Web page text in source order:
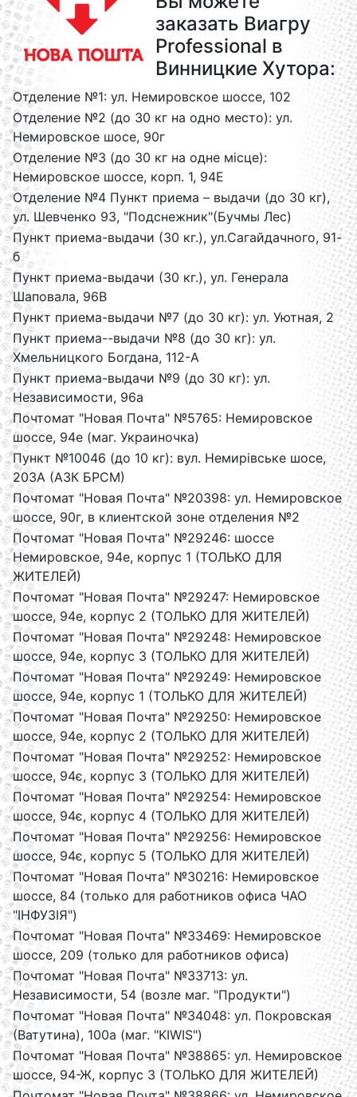
заказать Виагру
Professional в
Винницкие Хутора:
Отделение №1: ул. Немировское шоссе, 102
Отделение №2 (до 30 кг на одно место): ул.
Немировское шосе, 90г
Отделение №3 (до 30 кг на одне місце):
Немировское шоссе, корп. 1, 94Е
Отделение №4 Пункт приема – выдачи (до 30 кг),
ул. Шевченко 93, "Подснежник"(Бучмы Лес)
Пункт приема-выдачи (30 кг.), ул.Сагайдачного, 91-
б
Пункт приема-выдачи (30 кг.), ул. Генерала
Шаповала, 96В
Пункт приема-выдачи №7 (до 30 кг): ул. Уютная, 2
Пункт приема--выдачи №8 (до 30 кг): ул.
Хмельницкого Богдана, 112-А
Пункт приема-выдачи №9 (до 30 кг): ул.
Независимости, 96а
Почтомат "Новая Почта" №5765: Немировское
шоссе, 94е (маг. Украиночка)
Пункт №10046 (до 10 кг): вул. Немирівське шосе,
203А (АЗК БРСМ)
Почтомат "Новая Почта" №20398: ул. Немировское
шоссе, 90г, в клиентской зоне отделения №2
Почтомат "Новая Почта" №29246: шоссе
Немировское, 94е, корпус 1 (ТОЛЬКО ДЛЯ
ЖИТЕЛЕЙ)
Почтомат "Новая Почта" №29247: Немировское
шоссе, 94е, корпус 2 (ТОЛЬКО ДЛЯ ЖИТЕЛЕЙ)
Почтомат "Новая Почта" №29248: Немировское
шоссе, 94е, корпус 3 (ТОЛЬКО ДЛЯ ЖИТЕЛЕЙ)
Почтомат "Новая Почта" №29249: Немировское
шоссе, 94е, корпус 1 (ТОЛЬКО ДЛЯ ЖИТЕЛЕЙ)
Почтомат "Новая Почта" №29250: Немировское
шоссе, 94е, корпус 2 (ТОЛЬКО ДЛЯ ЖИТЕЛЕЙ)
Почтомат "Новая Почта" №29252: Немировское
шоссе, 94є, корпус 3 (ТОЛЬКО ДЛЯ ЖИТЕЛЕЙ)
Почтомат "Новая Почта" №29254: Немировское
шоссе, 94є, корпус 4 (ТОЛЬКО ДЛЯ ЖИТЕЛЕЙ)
Почтомат "Новая Почта" №29256: Немировское
шоссе, 94є, корпус 5 (ТОЛЬКО ДЛЯ ЖИТЕЛЕЙ)
Почтомат "Новая Почта" №30216: Немировское
шоссе, 84 (только для работников офиса ЧАО
"ІНФУЗІЯ")
Почтомат "Новая Почта" №33469: Немировское
шоссе, 209 (только для работников офиса)
Почтомат "Новая Почта" №33713: ул.
Независимости, 54 (возле маг. "Продукти")
Почтомат "Новая Почта" №34048: ул. Покровская
(Ватутина), 100а (маг. "KIWIS")
Почтомат "Новая Почта" №38865: ул. Немировское
шоссе, 94-Ж, корпус 3 (ТОЛЬКО ДЛЯ ЖИТЕЛЕЙ)